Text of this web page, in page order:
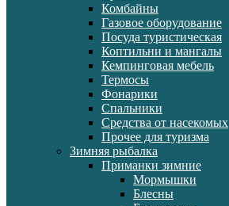
Комбайны
Газовое оборудование
Посуда туристическая
Коптильни и мангалы
Кемпинговая мебель
Термосы
Фонарики
Спальники
Средства от насекомых
Прочее для туризма
Зимняя рыбалка
Приманки зимние
Мормышки
Блесны